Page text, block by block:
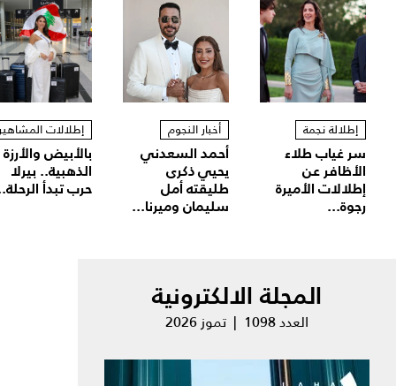
إطلالة نجمة
سر غياب طلاء
الأظافر عن
إطلالات الأميرة
رجوة...
أخبار النجوم
أحمد السعدني
يحيي ذكرى
طليقته أمل
سليمان وميرنا...
إطلالات
بالأبيض والأرزة
الذهبية.. بيرلا
حرب تبدأ
المجلة الالكترونية
العدد 1098 | تموز 2026